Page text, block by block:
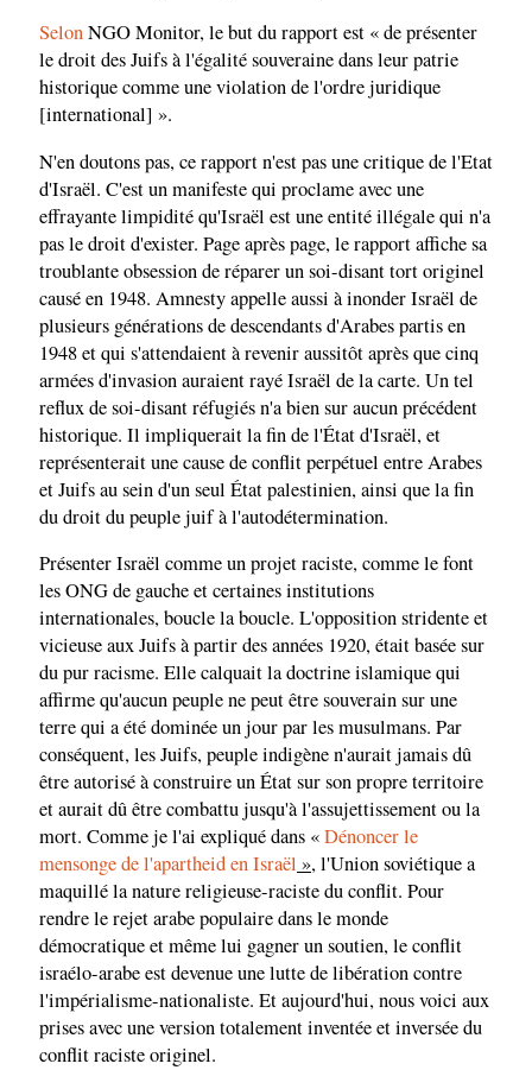
SelonNGO Monitor, le but du rapport est « de présenter
le droit des Juifs à l'égalité souveraine dans leur patrie
historique comme une violation de l'ordre juridique
[international] ».
N'en doutons pas, ce rapport n'est pas une critique de l'Etat
d'Israël. C'est un manifeste qui proclame avec une
effrayante limpidité qu'Israël est une entité illégale qui n'a
pas le droit d'exister. Page après page, le rapport affiche sa
troublante obsession de réparer un soi-disant tort originel
causé en 1948. Amnesty appelle aussi à inonder Israël de
plusieurs générations de descendants d'Arabes partis en
1948 et qui s'attendaient à revenir aussitôt après que cinq
armées d'invasion auraient rayé Israël de la carte. Un tel
reflux de soi-disant réfugiés n'a bien sur aucun précédent
historique. Il impliquerait la fin de l'État d'Israël, et
représenterait une cause de conflit perpétuel entre Arabes
et Juifs au sein d'un seul État palestinien, ainsi que la fin
du droit du peuple juif à l'autodétermination.
Présenter Israël comme un projet raciste, comme le font
les ONG de gauche et certaines institutions
internationales, boucle la boucle. L'opposition stridente et
vicieuse aux Juifs à partir des années 1920, était basée sur
du pur racisme. Elle calquait la doctrine islamique qui
affirme qu'aucun peuple ne peut être souverain sur une
terre qui a été dominée un jour par les musulmans. Par
conséquent, les Juifs, peuple indigène n'aurait jamais dû
être autorisé à construire un État sur son propre territoire
et aurait dû être combattu jusqu'à l'assujettissement ou la
mort. Comme je l'ai expliqué dans «Dénoncer le
mensonge de l'apartheid en Israël », l'Union soviétique a
maquillé la nature religieuse-raciste du conflit. Pour
rendre le rejet arabe populaire dans le monde
démocratique et même lui gagner un soutien, le conflit
israélo-arabe est devenue une lutte de libération contre
l'impérialisme-nationaliste. Et aujourd'hui, nous voici aux
prises avec une version totalement inventée et inversée du
conflit raciste originel.